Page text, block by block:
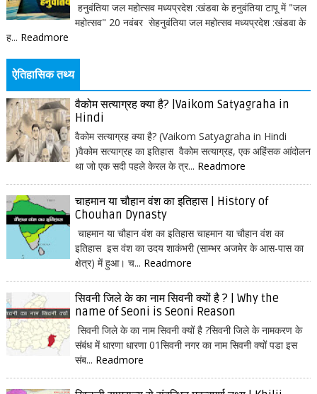
हनुवंतिया जल महोत्सव मध्यप्रदेश :खंडवा के हनुवंतिया टापू में "जल
महोत्सव" 20 नवंबर सेहनुवंतिया जल महोत्सव मध्यप्रदेश :खंडवा के
ह... Readmore
ऐतिहासिक तथ्य
वैकोम सत्याग्रह क्या है? |Vaikom Satyagraha in
Hindi
वैकोम सत्याग्रह क्या है? (Vaikom Satyagraha in Hindi
)वैकोम सत्याग्रह का इतिहास वैकोम सत्याग्रह, एक अहिंसक आंदोलन
था जो एक सदी पहले केरल के त्र... Readmore
चाहमान या चौहान वंश का इतिहास | History of
Chouhan Dynasty
चाहमान या चौहान वंश का इतिहास चाहमान या चौहान वंश का
इतिहास इस वंश का उदय शाकंभरी (साम्भर अजमेर के आस-पास का
क्षेत्र) में हुआ। च... Readmore
सिवनी जिले के का नाम सिवनी क्यों है ? | Why the
name of Seoni is Seoni Reason
सिवनी जिले के का नाम सिवनी क्यों है ?सिवनी जिले के नामकरण के
संबंध में धारणा धारणा 01सिवनी नगर का नाम सिवनी क्यों पडा इस
संब... Readmore